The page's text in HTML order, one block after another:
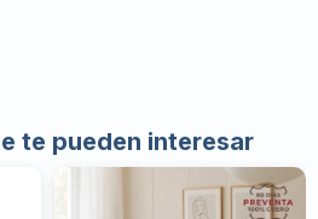
te pueden interesar